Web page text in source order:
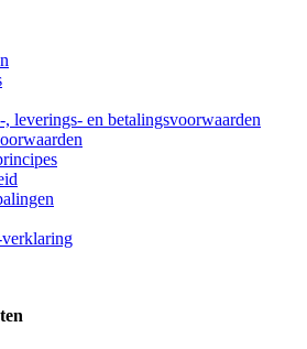
leverings- en betalingsvoorwaarden